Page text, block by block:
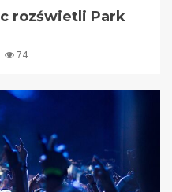
rozświetli Park
74